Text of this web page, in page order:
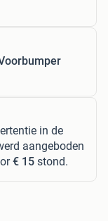
in de
aangeboden
€ 15 stond.